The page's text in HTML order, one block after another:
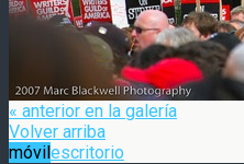
« anterior en la galería
Volver arriba
móvilescritorio